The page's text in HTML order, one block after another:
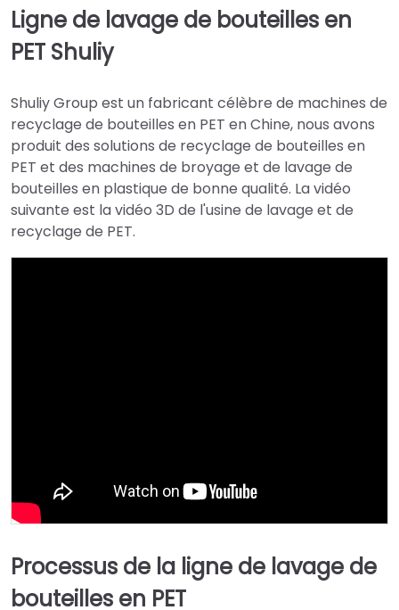
Ligne de lavage de bouteilles en
PET Shuliy
Shuliy Group est un fabricant célèbre de machines de
recyclage de bouteilles en PET en Chine, nous avons
produit des solutions de recyclage de bouteilles en
PET et des machines de broyage et de lavage de
bouteilles en plastique de bonne qualité. La vidéo
suivante est la vidéo 3D de l'usine de lavage et de
recyclage de PET.
Processus de la ligne de lavage de
bouteilles en PET